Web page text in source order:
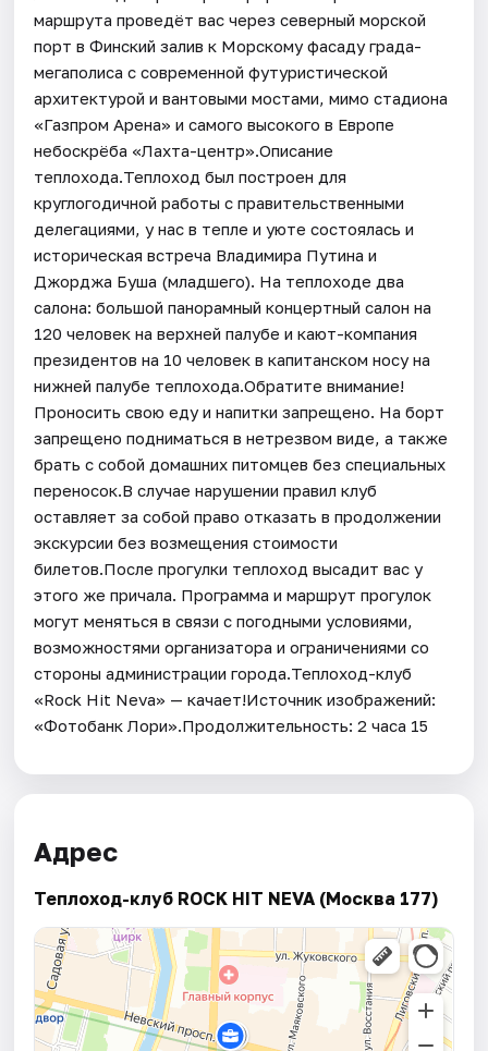
маршрута проведёт вас через северный морской
порт в Финский залив к Морскому фасаду града-
мегаполиса с современной футуристической
архитектурой и вантовыми мостами, мимо стадиона
«Газпром Арена» и самого высокого в Европе
небоскрёба «Лахта-центр».Описание
теплохода.Теплоход был построен для
круглогодичной работы с правительственными
делегациями, у нас в тепле и уюте состоялась и
историческая встреча Владимира Путина и
Джорджа Буша (младшего). На теплоходе два
салона: большой панорамный концертный салон на
120 человек на верхней палубе и кают-компания
президентов на 10 человек в капитанском носу на
нижней палубе теплохода.Обратите внимание!
Проносить свою еду и напитки запрещено. На борт
запрещено подниматься в нетрезвом виде, а также
брать с собой домашних питомцев без специальных
переносок.В случае нарушении правил клуб
оставляет за собой право отказать в продолжении
экскурсии без возмещения стоимости
билетов.После прогулки теплоход высадит вас у
этого же причала. Программа и маршрут прогулок
могут меняться в связи с погодными условиями,
возможностями организатора и ограничениями со
стороны администрации города.Теплоход-клуб
«Rock Hit Neva» — качает!Источник изображений:
«Фотобанк Лори».Продолжительность: 2 часа 15
Адрес
Теплоход-клуб ROCK HIT NEVA (Москва 177)